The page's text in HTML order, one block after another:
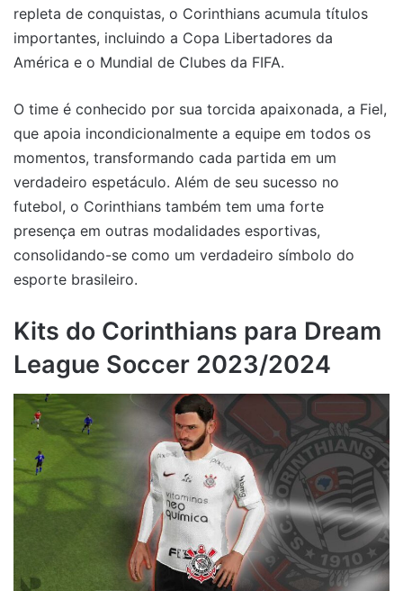
repleta de conquistas, o Corinthians acumula títulos
importantes, incluindo a Copa Libertadores da
América e o Mundial de Clubes da FIFA.
O time é conhecido por sua torcida apaixonada, a Fiel,
que apoia incondicionalmente a equipe em todos os
momentos, transformando cada partida em um
verdadeiro espetáculo. Além de seu sucesso no
futebol, o Corinthians também tem uma forte
presença em outras modalidades esportivas,
consolidando-se como um verdadeiro símbolo do
esporte brasileiro.
Kits do Corinthians para Dream
League Soccer 2023/2024